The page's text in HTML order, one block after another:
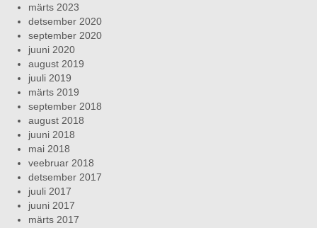
märts 2023
detsember 2020
september 2020
juuni 2020
august 2019
juuli 2019
märts 2019
september 2018
august 2018
juuni 2018
mai 2018
veebruar 2018
detsember 2017
juuli 2017
juuni 2017
märts 2017